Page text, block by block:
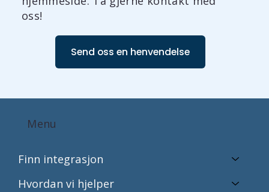
oss!
Send oss en henvendelse
Menu
Finn integrasjon
Hvordan vi hjelper